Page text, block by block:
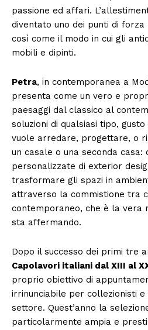
passione ed affari.
diventato uno dei punti di
così come il modo in cui gli
mobili e dipinti.
Petra, in contemporanea a
presenta come un vero e
paesaggi dal classico al
soluzioni di qualsiasi tipo,
vuole arredare, progettare, o
un casale o una seconda casa:
personalizzate di exterior
trasformare gli spazi in
attraverso la commistione tra
contemporaneo, che è la vera
sta affermando.
Dopo il successo dei primi tre
Capolavori italiani dal XIII al
proprio obiettivo di
irrinunciabile per collezionisti e
settore. Quest’anno la
particolarmente ampia e